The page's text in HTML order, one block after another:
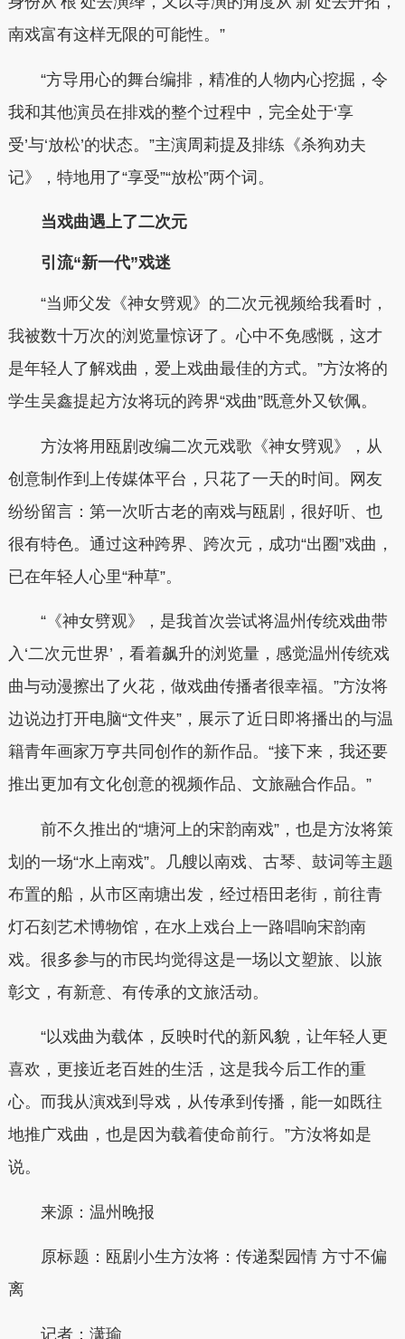
南戏富有这样无限的可能性。”
“方导用心的舞台编排，精准的人物内心挖掘，令
我和其他演员在排戏的整个过程中，完全处于‘享
受’与‘放松’的状态。”主演周莉提及排练《杀狗劝夫
记》，特地用了“享受”“放松”两个词。
当戏曲遇上了二次元
引流“新一代”戏迷
“当师父发《神女劈观》的二次元视频给我看时，
我被数十万次的浏览量惊讶了。心中不免感慨，这才
是年轻人了解戏曲，爱上戏曲最佳的方式。”方汝将的
学生吴鑫提起方汝将玩的跨界“戏曲”既意外又钦佩。
方汝将用瓯剧改编二次元戏歌《神女劈观》，从
创意制作到上传媒体平台，只花了一天的时间。网友
纷纷留言：第一次听古老的南戏与瓯剧，很好听、也
很有特色。通过这种跨界、跨次元，成功“出圈”戏曲，
已在年轻人心里“种草”。
“《神女劈观》，是我首次尝试将温州传统戏曲带
入‘二次元世界’，看着飙升的浏览量，感觉温州传统戏
曲与动漫擦出了火花，做戏曲传播者很幸福。”方汝将
边说边打开电脑“文件夹”，展示了近日即将播出的与温
籍青年画家万亨共同创作的新作品。“接下来，我还要
推出更加有文化创意的视频作品、文旅融合作品。”
前不久推出的“塘河上的宋韵南戏”，也是方汝将策
划的一场“水上南戏”。几艘以南戏、古琴、鼓词等主题
布置的船，从市区南塘出发，经过梧田老街，前往青
灯石刻艺术博物馆，在水上戏台上一路唱响宋韵南
戏。很多参与的市民均觉得这是一场以文塑旅、以旅
彰文，有新意、有传承的文旅活动。
“以戏曲为载体，反映时代的新风貌，让年轻人更
喜欢，更接近老百姓的生活，这是我今后工作的重
心。而我从演戏到导戏，从传承到传播，能一如既往
地推广戏曲，也是因为载着使命前行。”方汝将如是
说。
来源：温州晚报
原标题：瓯剧小生方汝将：传递梨园情 方寸不偏
离
记者：潇瑜